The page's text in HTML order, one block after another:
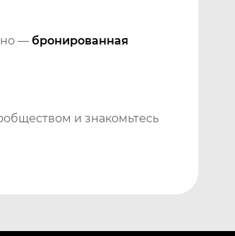
— бронированная
и знакомьтесь